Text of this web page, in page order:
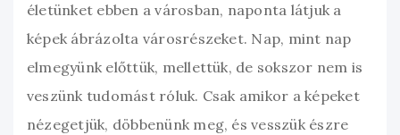
életünket ebben a városban, naponta látjuk a
képek ábrázolta városrészeket. Nap, mint nap
elmegyünk előttük, mellettük, de sokszor nem is
veszünk tudomást róluk. Csak amikor a képeket
nézegetjük, döbbenünk meg, és vesszük észre